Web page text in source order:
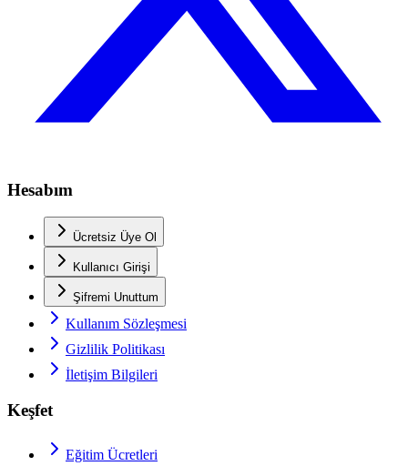
Hesabım
Ücretsiz Üye Ol
Kullanıcı Girişi
Şifremi Unuttum
Kullanım Sözleşmesi
Gizlilik Politikası
İletişim Bilgileri
Keşfet
Eğitim Ücretleri